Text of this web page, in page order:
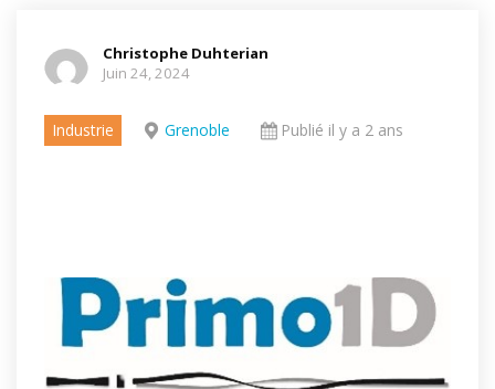
Christophe Duhterian
Juin 24, 2024
Industrie Grenoble Publié il y a 2 ans